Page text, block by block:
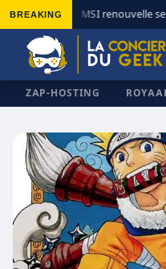
BREAKING MSI renouvelle
ZAP-HOSTING